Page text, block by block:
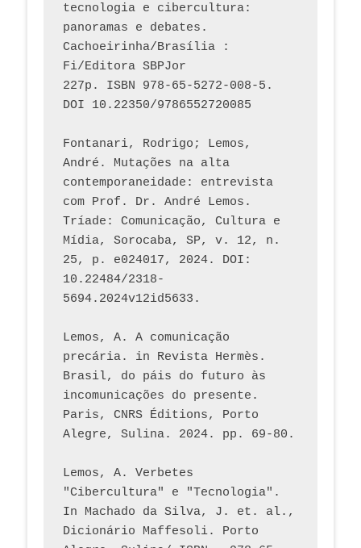
tecnologia e cibercultura:
panoramas e debates.
Cachoeirinha/Brasília :
Fi/Editora SBPJor
227p. ISBN 978-65-5272-008-5.
DOI 10.22350/9786552720085
Fontanari, Rodrigo; Lemos,
André. Mutações na alta
contemporaneidade: entrevista
com Prof. Dr. André Lemos.
Tríade: Comunicação, Cultura e
Mídia, Sorocaba, SP, v. 12, n.
25, p. e024017, 2024. DOI:
10.22484/2318-
5694.2024v12id5633.
Lemos, A. A comunicação
precária. in Revista Hermès.
Brasil, do páis do futuro às
incomunicações do presente.
Paris, CNRS Éditions, Porto
Lemos, A. Verbetes
"Cibercultura" e "Tecnologia".
In Machado da Silva, J. et. al.,
Dicionário Maffesoli. Porto